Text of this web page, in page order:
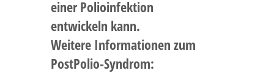
einer Polioinfektion
entwickeln kann.
Weitere Informationen zum
PostPolio-Syndrom: